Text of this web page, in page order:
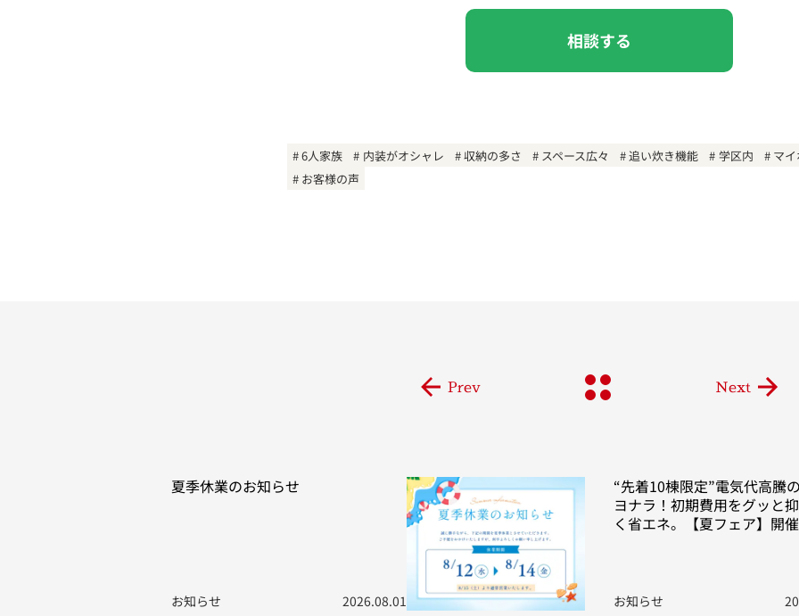
相談する
6人家族 内装がオシャレ 収納の多さ スペース広々 追い炊き機能 学区内
マ
お客様の声
Prev Next
夏季休業のお知らせ
お知らせ 2026.08.01
“先着10棟限定”電気代高騰
ヨナラ！初期費用をグッと
く省エネ。【夏フェア】開
お知らせ